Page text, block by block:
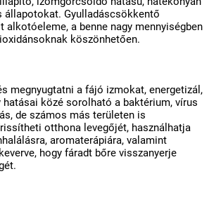
állapotokat. Gyulladáscsökkentő
alkotóeleme, a benne nagy mennyiségben
köszönhetően.
megnyugtatni a fájó izmokat, energetizál,
közé sorolható a baktérium, vírus
de számos más területen is
otthona levegőjét, használhatja
aromaterápiára, valamint
hogy fáradt bőre visszanyerje